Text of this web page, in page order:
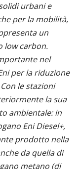
urbani e
per la mobilità,
un
low carbon.
nel
per la riduzione
le stazioni
la sua
ambientale: in
Eni Diesel+,
prodotto nella
da quella di
metano (di